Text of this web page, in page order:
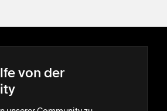
von der